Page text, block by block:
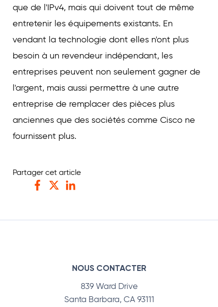
que de l'IPv4, mais qui doivent tout de même
entretenir les équipements existants. En
vendant la technologie dont elles n'ont plus
besoin à un revendeur indépendant, les
entreprises peuvent non seulement gagner de
l'argent, mais aussi permettre à une autre
entreprise de remplacer des pièces plus
anciennes que des sociétés comme Cisco ne
fournissent plus.
Partager cet article
NOUS CONTACTER
839 Ward Drive
Santa Barbara, CA 93111